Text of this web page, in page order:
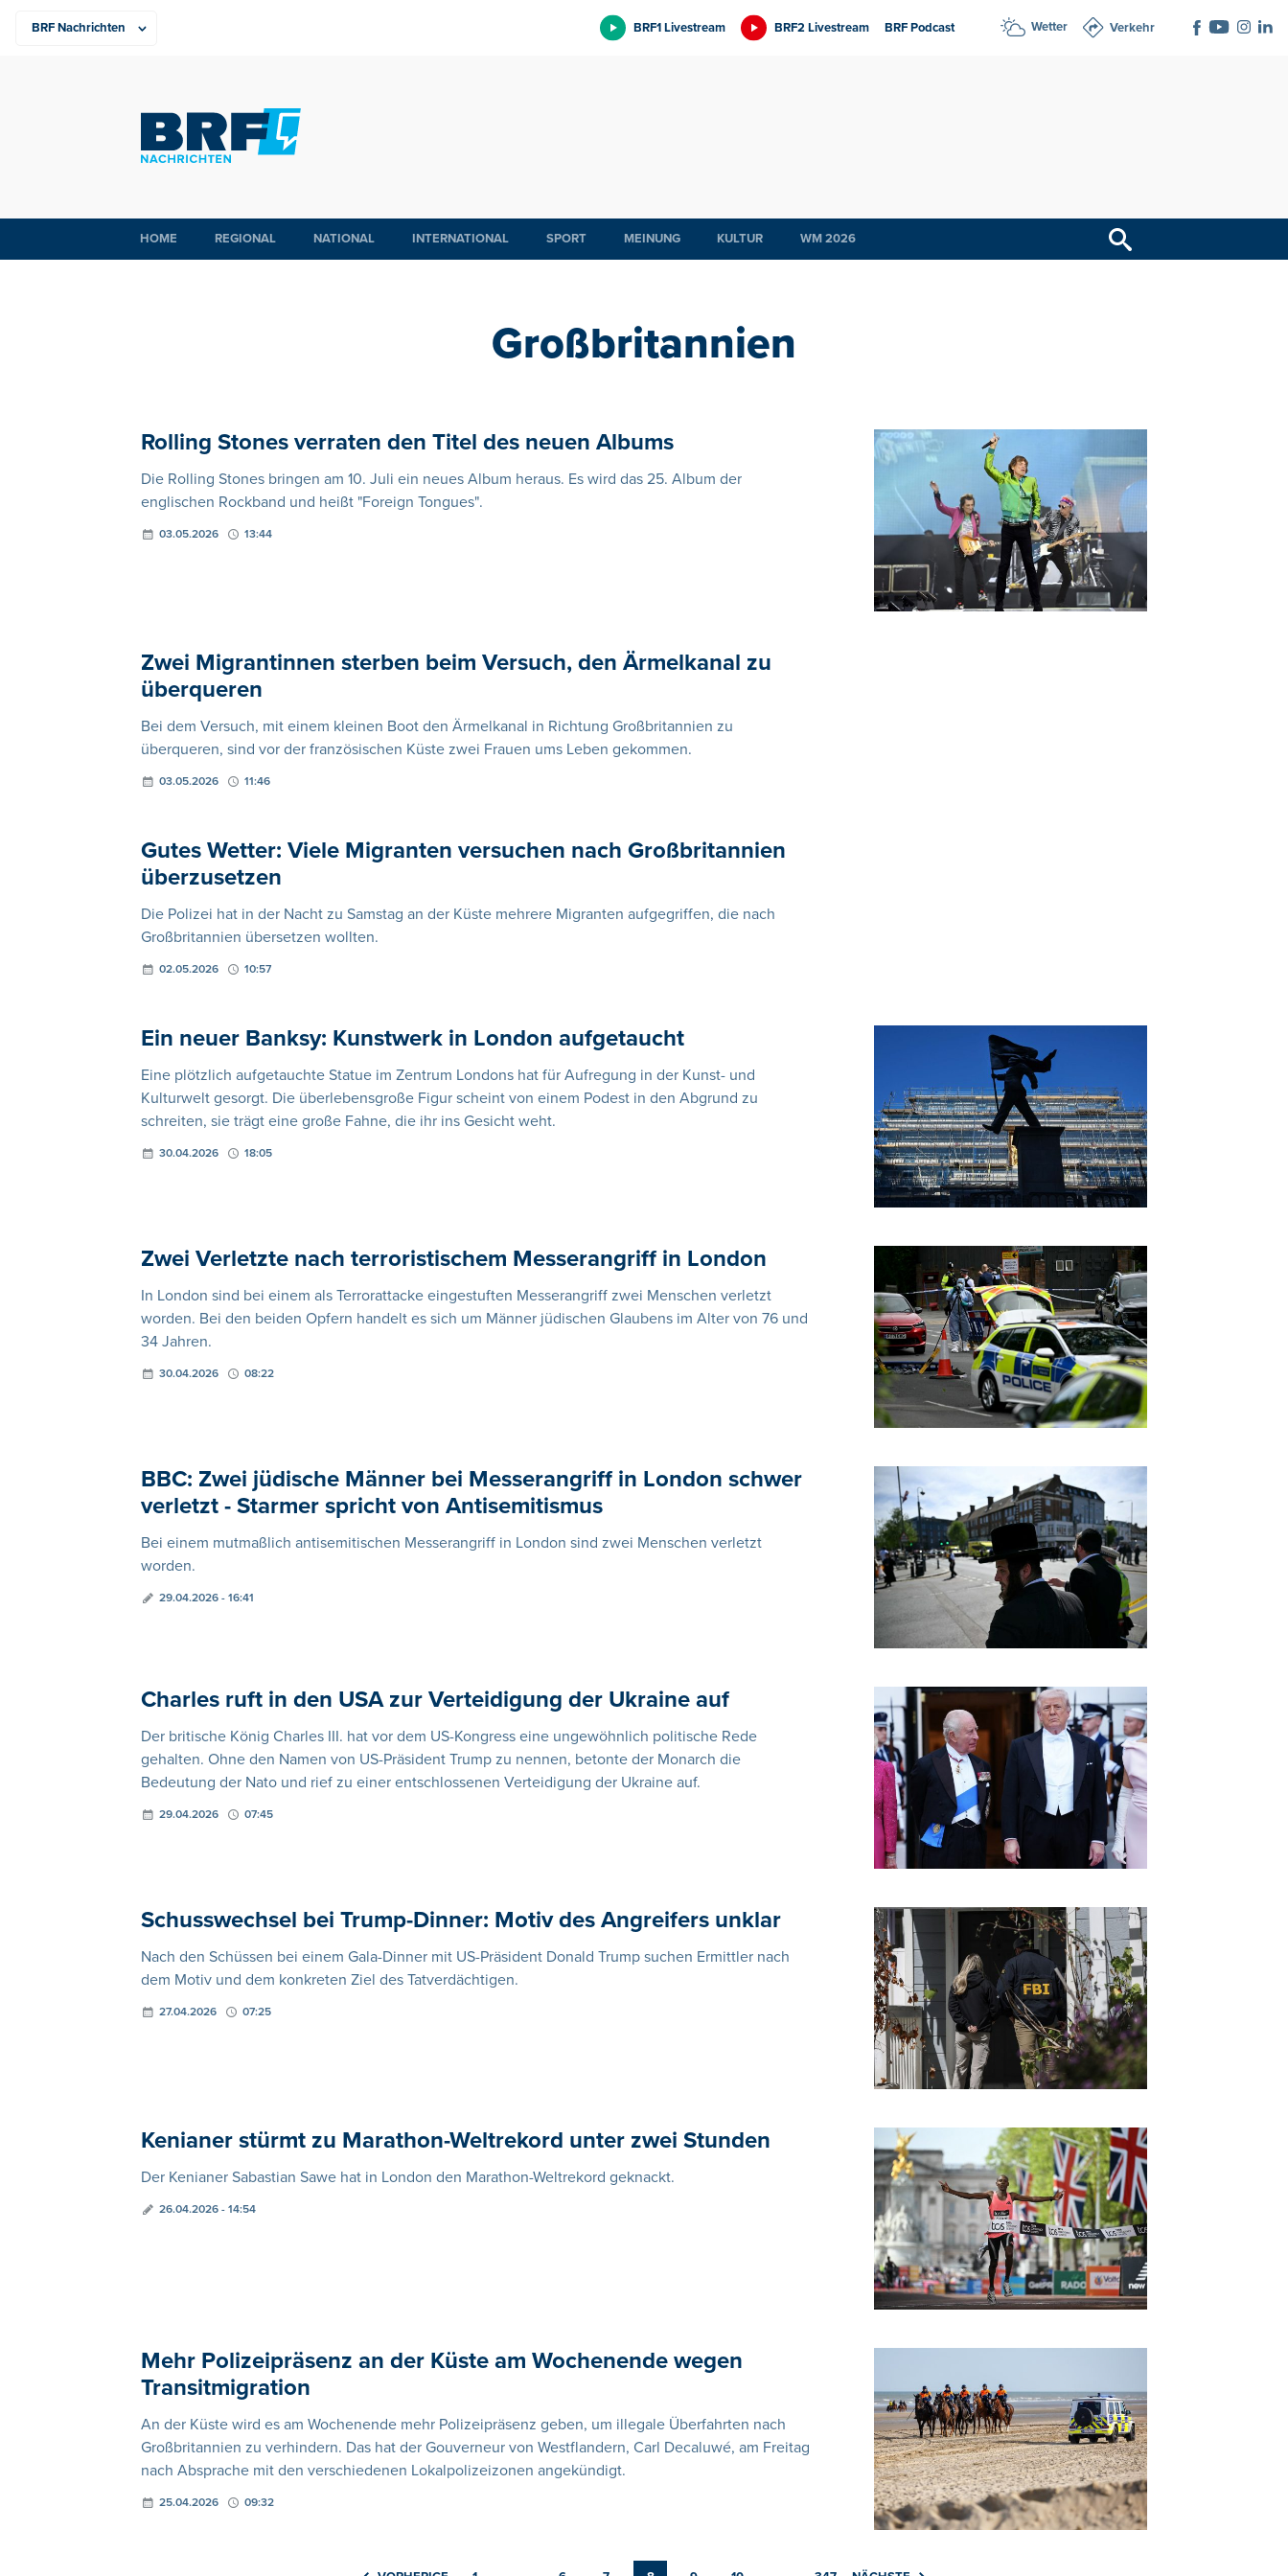
BRF1 Livestream BRF2 Livestream BRF Podcast Wetter Verkehr
HOME REGIONAL NATIONAL INTERNATIONAL SPORT MEINUNG KULTUR WM 2026
Großbritannien
Rolling Stones verraten den Titel des neuen Albums
Die Rolling Stones bringen am 10. Juli ein neues Album heraus. Es wird das 25. Album der
englischen Rockband und heißt "Foreign Tongues".
03.05.2026 13:44
Zwei Migrantinnen sterben beim Versuch, den Ärmelkanal zu
überqueren
Bei dem Versuch, mit einem kleinen Boot den Ärmelkanal in Richtung Großbritannien zu
überqueren, sind vor der französischen Küste zwei Frauen ums Leben gekommen.
03.05.2026 11:46
Gutes Wetter: Viele Migranten versuchen nach Großbritannien
überzusetzen
Die Polizei hat in der Nacht zu Samstag an der Küste mehrere Migranten aufgegriffen, die nach
Großbritannien übersetzen wollten.
02.05.2026 10:57
Ein neuer Banksy: Kunstwerk in London aufgetaucht
Eine plötzlich aufgetauchte Statue im Zentrum Londons hat für Aufregung in der Kunst- und
Kulturwelt gesorgt. Die überlebensgroße Figur scheint von einem Podest in den Abgrund zu
schreiten, sie trägt eine große Fahne, die ihr ins Gesicht weht.
30.04.2026 18:05
Zwei Verletzte nach terroristischem Messerangriff in London
In London sind bei einem als Terrorattacke eingestuften Messerangriff zwei Menschen verletzt
worden. Bei den beiden Opfern handelt es sich um Männer jüdischen Glaubens im Alter von 76 und
34 Jahren.
30.04.2026 08:22
BBC: Zwei jüdische Männer bei Messerangriff in London schwer
verletzt - Starmer spricht von Antisemitismus
Bei einem mutmaßlich antisemitischen Messerangriff in London sind zwei Menschen verletzt
worden.
29.04.2026 - 16:41
Charles ruft in den USA zur Verteidigung der Ukraine auf
Der britische König Charles III. hat vor dem US-Kongress eine ungewöhnlich politische Rede
gehalten. Ohne den Namen von US-Präsident Trump zu nennen, betonte der Monarch die
Bedeutung der Nato und rief zu einer entschlossenen Verteidigung der Ukraine auf.
29.04.2026 07:45
Schusswechsel bei Trump-Dinner: Motiv des Angreifers unklar
Nach den Schüssen bei einem Gala-Dinner mit US-Präsident Donald Trump suchen Ermittler nach
dem Motiv und dem konkreten Ziel des Tatverdächtigen.
27.04.2026 07:25
Kenianer stürmt zu Marathon-Weltrekord unter zwei Stunden
Der Kenianer Sabastian Sawe hat in London den Marathon-Weltrekord geknackt.
26.04.2026 - 14:54
Mehr Polizeipräsenz an der Küste am Wochenende wegen
Transitmigration
An der Küste wird es am Wochenende mehr Polizeipräsenz geben, um illegale Überfahrten nach
Großbritannien zu verhindern. Das hat der Gouverneur von Westflandern, Carl Decaluwé, am Freitag
nach Absprache mit den verschiedenen Lokalpolizeizonen angekündigt.
25.04.2026 09:32